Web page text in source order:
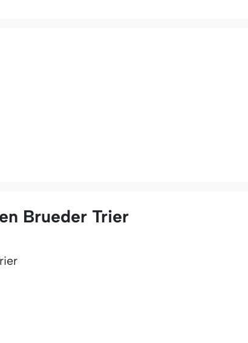
Brueder Trier